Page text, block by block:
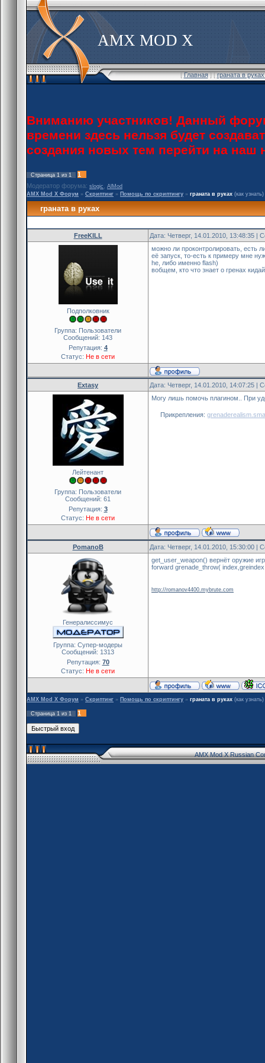
AMX MOD X
[Главная] [граната в
Вниманию участников! Данный
времени здесь нельзя будет
создания новых тем перейти на
Страница 1 из 1
1
Модератор форума: slogic
AlMod
AMX Mod X Форум » Скриптинг » Помощь по скриптингу » граната в руках (как узнать)
граната в руках
FreeKILL Дата: Четверг, 14.01.2010, 13:48:35 |
Подполковник
Группа: Пользователи
Сообщений: 143
Репутация: 4
Статус: Не в сети
можно ли проконтролировать, есть
её запуск, то-есть к примеру мне
he, либо именно flash)
вобщем, кто что знает о гренах
Extasy Дата: Четверг, 14.01.2010, 14:07:25 |
Лейтенант
Группа: Пользователи
Сообщений: 61
Репутация: 3
Статус: Не в сети
Могу лишь помочь плагином.. При
Прикрепления: grenaderealism.sma
PomanoB Дата: Четверг, 14.01.2010, 15:30:00 |
Генералиссимус
Группа: Cупер-модеры
Сообщений: 1313
Репутация: 70
Статус: Не в сети
get_user_weapon() вернёт оружие
forward grenade_throw(
http://romanov4400.mybrute.com
AMX Mod X Форум » Скриптинг » Помощь по скриптингу » граната в руках (как узнать)
Страница 1 из 1 1
AMX Mod X Russian